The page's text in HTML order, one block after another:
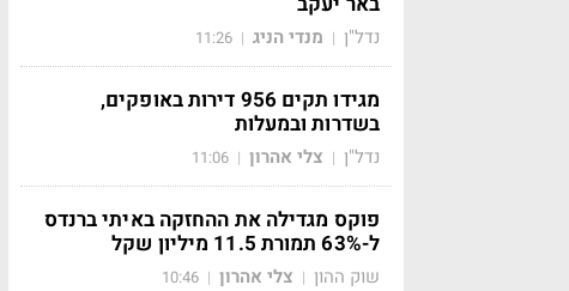
נדל"ן | מנדי הניג |
11:26
מגידו תקים 956 דירות באופקים,
בשדרות ובמעלות
נדל"ן | צלי אהרון |
11:06
פוקס מגדילה את ההחזקה באיתי ברנדס
ל-63% תמורת 11.5 מיליון שקל
שוק ההון | צלי אהרון |
10:46